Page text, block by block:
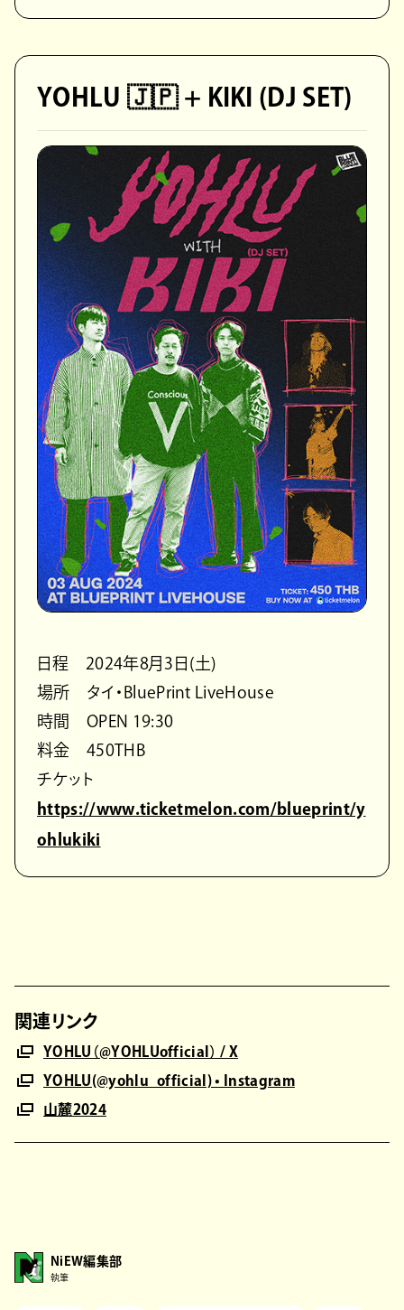
YOHLU 🇯🇵 + KIKI (DJ SET)
日程 2024年8月3日(土)
場所 タイ・BluePrint LiveHouse
時間 OPEN 19:30
料金 450THB
チケット
https://www.ticketmelon.com/blueprint/y
ohlukiki
関連リンク
YOHLU（@YOHLUofficial） / X
YOHLU(@yohlu_official) • Instagram
山麓2024
NiEW編集部
執筆